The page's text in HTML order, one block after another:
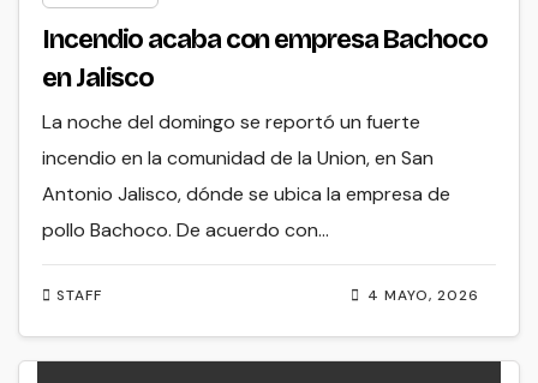
Incendio acaba con empresa Bachoco
en Jalisco
4 MAYO, 2026
STAFF
La noche del domingo se reportó un fuerte
incendio en la comunidad de la Union, en San
Antonio Jalisco, dónde se ubica la empresa de
pollo Bachoco. De acuerdo con…